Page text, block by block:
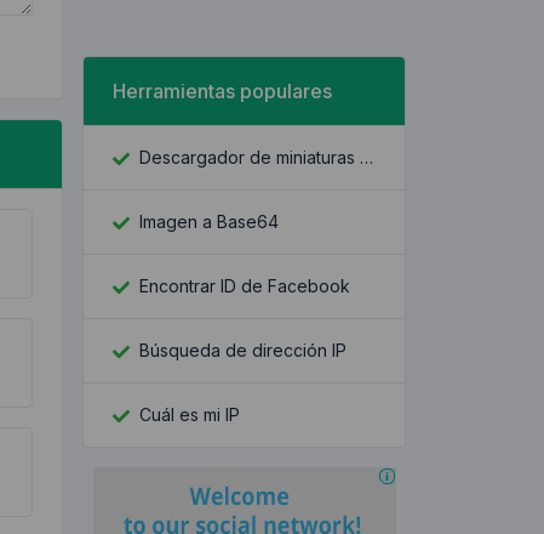
Herramientas populares
Descargador de miniaturas de YouTube
Imagen a Base64
Encontrar ID de Facebook
Búsqueda de dirección IP
Cuál es mi IP